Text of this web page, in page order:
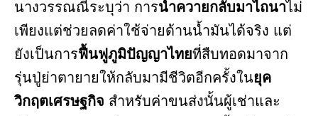
นางวรรณณีระบุว่า การนำควายกลับมาไถนาไม่
เพียงแต่ช่วยลดค่าใช้จ่ายด้านน้ำมันได้จริง แต่
ยังเป็นการฟื้นฟูภูมิปัญญาไทยที่สืบทอดมาจาก
รุ่นปู่ย่าตายายให้กลับมามีชีวิตอีกครั้งในยุค
วิกฤตเศรษฐกิจ สำหรับค่าขนส่งนั้นผู้เช่าและ